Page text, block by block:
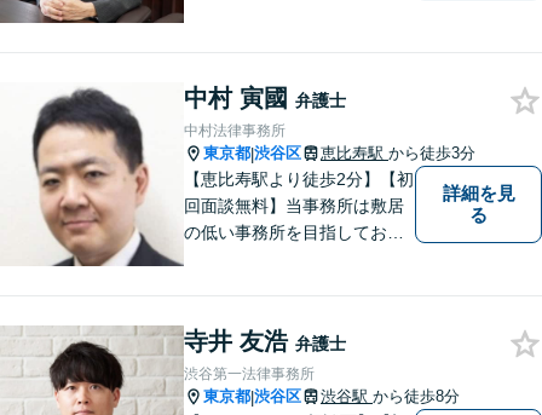
業法務・借金・刑事事件・労
働トラブル・離婚問題などお
悩みのことはぜひご相談下さ
い。
中村 寅國 弁護士
中村法律事務所
東京都|渋谷区 恵比寿駅 から徒歩3分
【恵比寿駅より徒歩2分】【初
回面談無料】当事務所は敷居
の低い事務所を目指しており
【当日／夜間／休日対応可
能】一人で悩まず一緒に問題
を解決しましょう。お気軽に
詳細を見
る
寺井 友浩 弁護士
渋谷第一法律事務所
東京都|渋谷区 渋谷駅 から徒歩8分